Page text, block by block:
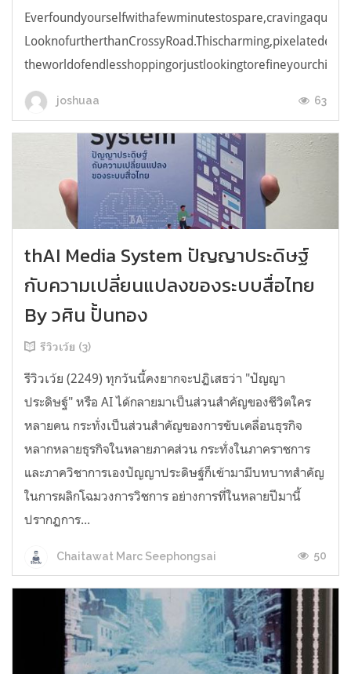
joshuaa 63
thAI Media System ปัญญาประดิษฐ์
กับความเปลี่ยนแปลงของระบบสื่อไทย
By วศิน ปั้นทอง
รีวิวเว้ย (3)
รีวิวเว้ย (2249) ทุกวันนี้คงยากจะปฏิเสธว่า "ปัญญา
ประดิษฐ์" หรือ AI ได้กลายมาเป็นส่วนสำคัญของชีวิตใคร
หลายคน กระทั่งเป็นส่วนสำคัญของการขับเคลื่อนธุรกิจ
หลากหลายธุรกิจในหลายภาคส่วน กระทั่งในภาคราชการ
และภาควิชาการเองปัญญาประดิษฐ์ก็เข้ามามีบทบาทสำคัญ
ในการผลิกโฉมวงการวิชการ อย่างการที่ในหลายปีมานี้
ปรากฏการ...
Chaitawat Marc Seephongsai 50